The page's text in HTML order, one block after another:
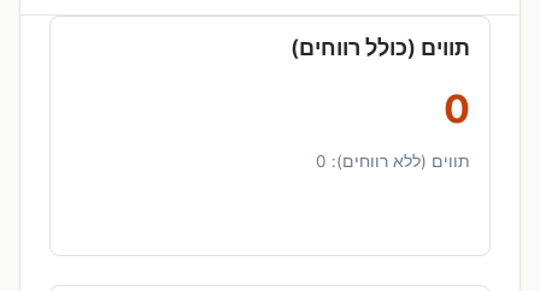
תווים (כולל רווחים)
0
תווים (ללא רווחים): 0